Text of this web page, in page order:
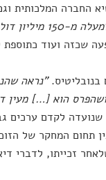
החברה המלכותית
שכזה ועוד כתוספת
בנובליטיס."נראה
הוא […] מעין
לקדם ערכים
תחום המחקר של
זכייתו, לדברי